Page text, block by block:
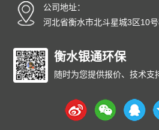
公司地址：
河北省衡水市北斗星城3区10
衡水银通环保
随时为您提供报价、技术支